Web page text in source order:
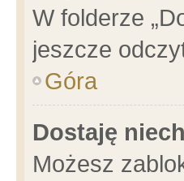
W folderze
jeszcze
Góra
Dostaję
Możesz